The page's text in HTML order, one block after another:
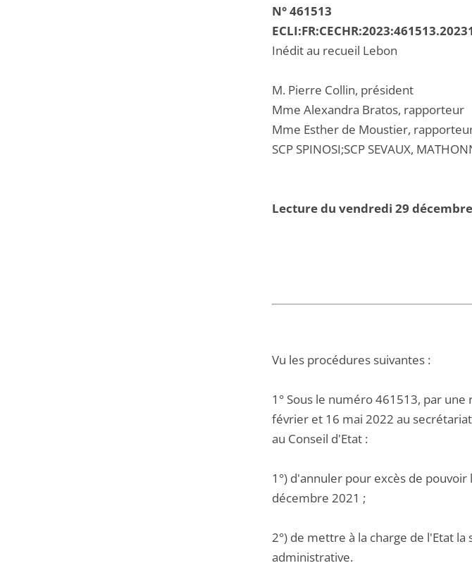
N° 461513
Inédit au recueil Lebon
M. Pierre Collin, président
Mme Alexandra Bratos, rapporteur
Mme Esther de Moustier,
SCP SPINOSI;SCP SEVAUX,
Lecture du vendredi 29
Vu les procédures suivantes :
1° Sous le numéro 461513, par
février et 16 mai 2022 au
au Conseil d'Etat :
1°) d'annuler pour excès de
décembre 2021 ;
2°) de mettre à la charge de l'Etat
administrative.